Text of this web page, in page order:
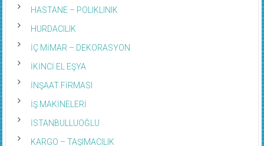
HASTANE – POLIKLINIK
HURDACILIK
İÇ MİMAR – DEKORASYON
İKİNCİ EL EŞYA
İNŞAAT FİRMASI
İŞ MAKİNELERİ
İSTANBULLUOĞLU
KARGO – TAŞIMACILIK